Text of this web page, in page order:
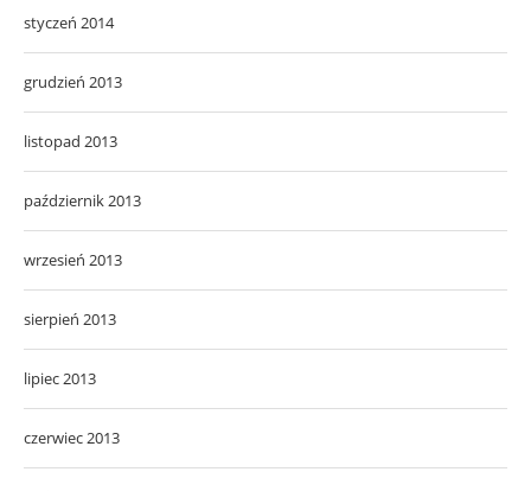
styczeń 2014
grudzień 2013
listopad 2013
październik 2013
wrzesień 2013
sierpień 2013
lipiec 2013
czerwiec 2013